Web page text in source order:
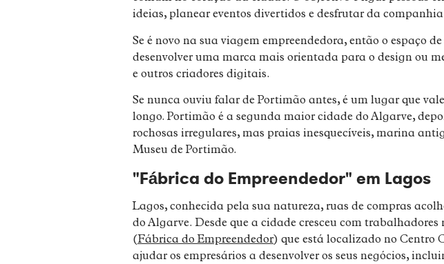
ideias, planear eventos divertidos e desfrutar da
Se é novo na sua viagem empreendedora, então o espaço
desenvolver uma marca mais orientada para o design ou
e outros criadores digitais.
Se nunca ouviu falar de Portimão antes, é um lugar que
longo. Portimão é a segunda maior cidade do Algarve,
rochosas irregulares, mas praias inesquecíveis, marina
Museu de Portimão.
"Fábrica do Empreendedor" em Lagos
Lagos, conhecida pela sua natureza, ruas de compras
do Algarve. Desde que a cidade cresceu com
(Fábrica do Empreendedor) que está localizado no Centro
ajudar os empresários a desenvolver os seus negócios,